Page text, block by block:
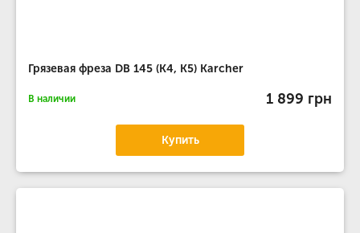
Грязевая фреза DB 145 (К4, К5) Karcher
В наличии 1 899 грн
Купить